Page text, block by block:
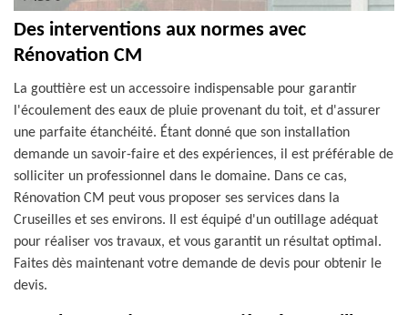
Des interventions aux normes avec
Rénovation CM
La gouttière est un accessoire indispensable pour garantir
l'écoulement des eaux de pluie provenant du toit, et d'assurer
une parfaite étanchéité. Étant donné que son installation
demande un savoir-faire et des expériences, il est préférable de
solliciter un professionnel dans le domaine. Dans ce cas,
Rénovation CM peut vous proposer ses services dans la
Cruseilles et ses environs. Il est équipé d'un outillage adéquat
pour réaliser vos travaux, et vous garantit un résultat optimal.
Faites dès maintenant votre demande de devis pour obtenir le
devis.